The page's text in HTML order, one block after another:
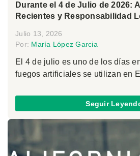
Durante el 4 de Julio de 2026:
Recientes y Responsabilidad
Julio 13, 2026
Por: María López Garcia
El 4 de julio es uno de los días
fuegos artificiales se utilizan en
Seguir